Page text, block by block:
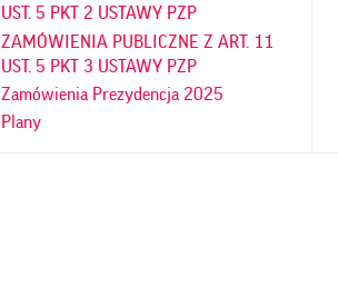
UST. 5 PKT 2 USTAWY PZP
ZAMÓWIENIA PUBLICZNE Z ART. 11
UST. 5 PKT 3 USTAWY PZP
Zamówienia Prezydencja 2025
Plany